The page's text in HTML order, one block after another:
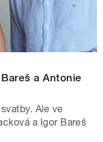
a Antonie
Ale ve
a Igor Bareš